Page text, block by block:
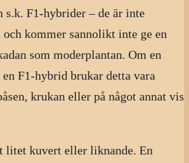
F1-hybrider – de är inte
kommer sannolikt inte ge en
som moderplantan. Om en
F1-hybrid brukar detta vara
krukan eller på något annat vis
litet kuvert eller liknande. En